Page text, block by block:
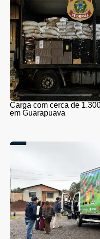
Carga com cerca de
em Guarapuava